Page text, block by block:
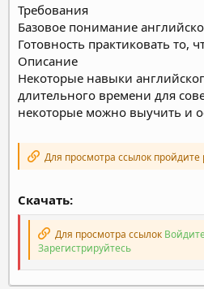
Требования
Базовое понимание
Готовность практиковать то,
Описание
Некоторые навыки
длительного времени для
некоторые можно выучить и
Для просмотра ссылок
Скачать:
Для просмотра ссылок
Зарегистрируйтесь